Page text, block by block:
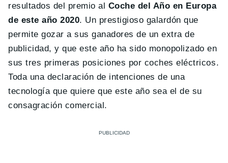
resultados del premio al Coche del Año en Europa
de este año 2020. Un prestigioso galardón que
permite gozar a sus ganadores de un extra de
publicidad, y que este año ha sido monopolizado en
sus tres primeras posiciones por coches eléctricos.
Toda una declaración de intenciones de una
tecnología que quiere que este año sea el de su
consagración comercial.